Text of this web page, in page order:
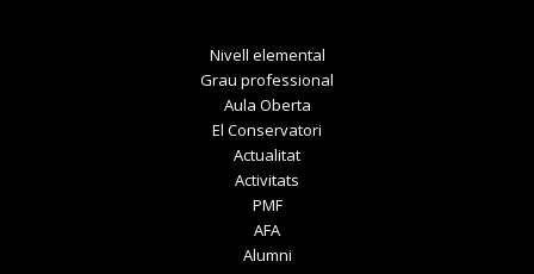
Nivell elemental
Grau professional
Aula Oberta
El Conservatori
Actualitat
Activitats
PMF
AFA
Alumni